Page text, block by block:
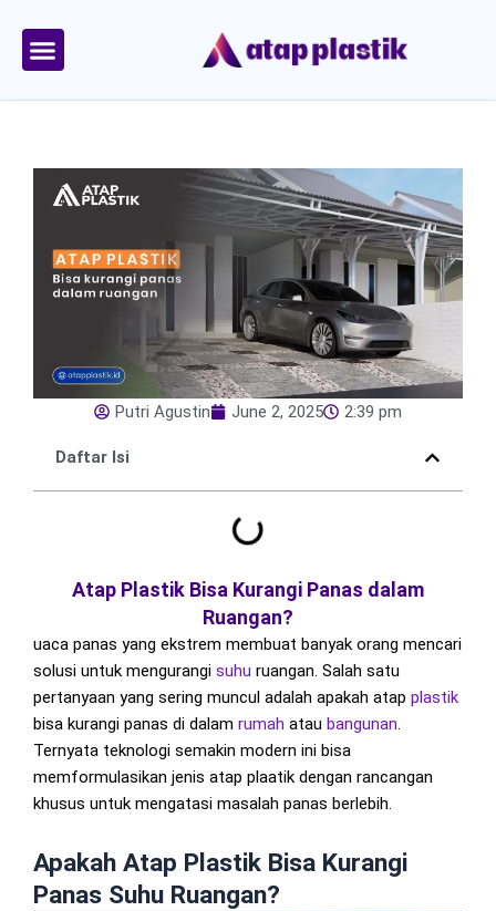
content
Putri Agustin June 2, 2025 2:39 pm
Daftar Isi
Atap Plastik Bisa Kurangi Panas dalam
Ruangan?
uaca panas yang ekstrem membuat banyak orang mencari
solusi untuk mengurangi suhu ruangan. Salah satu
pertanyaan yang sering muncul adalah apakah atap plastik
bisa kurangi panas di dalam rumah atau bangunan.
Ternyata teknologi semakin modern ini bisa
memformulasikan jenis atap plaatik dengan rancangan
khusus untuk mengatasi masalah panas berlebih.
Apakah Atap Plastik Bisa Kurangi
Panas Suhu Ruangan?